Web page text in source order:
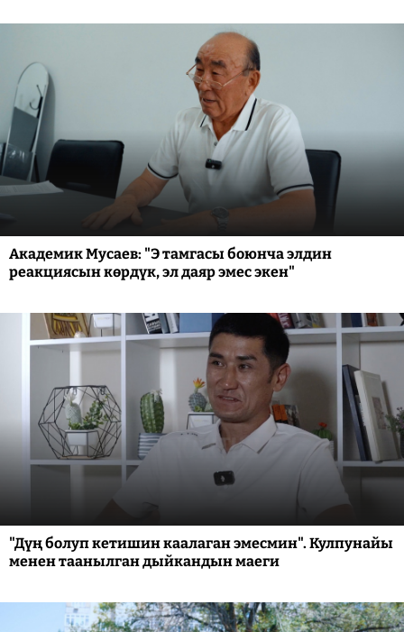
Академик Мусаев: "Э тамгасы боюнча элдин
реакциясын көрдүк, эл даяр эмес экен"
"Дүң болуп кетишин каалаган эмесмин". Кулпунайы
менен таанылган дыйкандын маеги